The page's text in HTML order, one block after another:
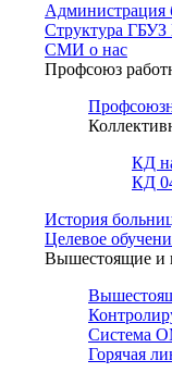
Администрация
Структура
СМИ о нас
Профсоюз
КД
КД
История
Целевое
Вышестоящие и
Система
Горячая